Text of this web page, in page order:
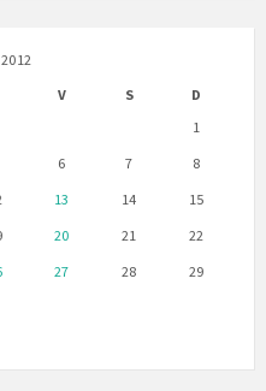
V S
D
1
6 7
8
13 14
15
20 21
22
27 28
29